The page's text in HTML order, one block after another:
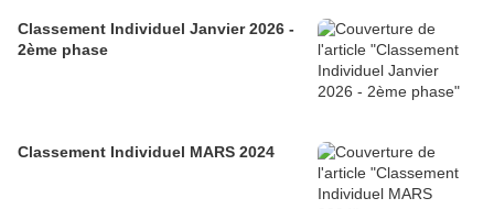
Classement Individuel Janvier 2026 -
2ème phase
Classement Individuel MARS 2024